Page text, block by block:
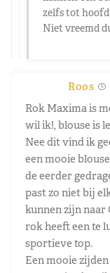
zelfs tot
Niet vreemd
Roos
Rok Maxima is
wil ik!, blouse is
Nee dit vind ik
een mooie
de eerder
past zo niet bij
kunnen zijn naar
rok heeft een te
sportieve top.
Een mooie